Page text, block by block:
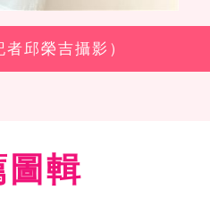
邱榮吉攝影）
圖輯